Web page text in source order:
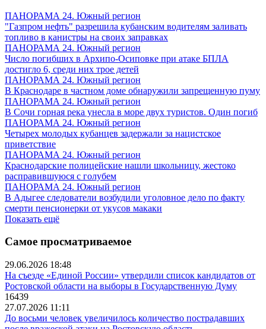
ПАНОРАМА 24. Южный регион
"Газпром нефть" разрешила кубанским водителям заливать
топливо в канистры на своих заправках
ПАНОРАМА 24. Южный регион
Число погибших в Архипо-Осиповке при атаке БПЛА
достигло 6, среди них трое детей
ПАНОРАМА 24. Южный регион
В Краснодаре в частном доме обнаружили запрещенную пуму
ПАНОРАМА 24. Южный регион
В Сочи горная река унесла в море двух туристов. Один погиб
ПАНОРАМА 24. Южный регион
Четырех молодых кубанцев задержали за нацистское
приветствие
ПАНОРАМА 24. Южный регион
Краснодарские полицейские нашли школьницу, жестоко
расправившуюся с голубем
ПАНОРАМА 24. Южный регион
В Адыгее следователи возбудили уголовное дело по факту
смерти пенсионерки от укусов макаки
Показать ещё
Самое просматриваемое
29.06.2026 18:48
На съезде «Единой России» утвердили список кандидатов от
Ростовской области на выборы в Государственную Думу
16439
27.07.2026 11:11
До восьми человек увеличилось количество пострадавших